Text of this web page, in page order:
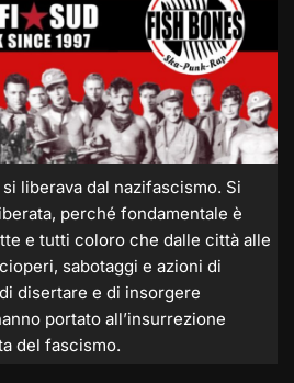
si liberava dal nazifascismo. Si
perché fondamentale è
e tutti coloro che dalle città alle
sabotaggi e azioni di
disertare e di insorgere
portato all’insurrezione
del fascismo.